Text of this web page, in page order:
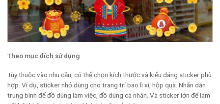
Theo mục đích sử dụng
Tùy thuộc vào nhu cầu, có thể chọn kích thước và kiểu dáng sticker phù
hợp. Ví dụ, sticker nhỏ dùng cho trang trí bao lì xì, hộp quà. Nhãn dán
trung bình để đồ dùng làm việc, đồ dùng cá nhân. Và sticker lớn để làm